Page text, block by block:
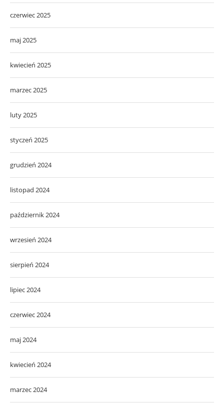
czerwiec 2025
maj 2025
kwiecień 2025
marzec 2025
luty 2025
styczeń 2025
grudzień 2024
listopad 2024
październik 2024
wrzesień 2024
sierpień 2024
lipiec 2024
czerwiec 2024
maj 2024
kwiecień 2024
marzec 2024